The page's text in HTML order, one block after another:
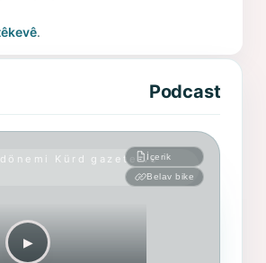
.
Podcast
dönemi Kürd gazete veİçerik
Belav bike
▶︎